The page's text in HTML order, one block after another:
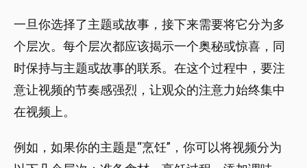
一旦你选择了主题或故事，接下来需要将它分为多
个层次。每个层次都应该揭示一个奥秘或惊喜，同
时保持与主题或故事的联系。在这个过程中，要注
意让视频的节奏感强烈，让观众的注意力始终集中
在视频上。
例如，如果你的主题是“烹饪”，你可以将视频分为